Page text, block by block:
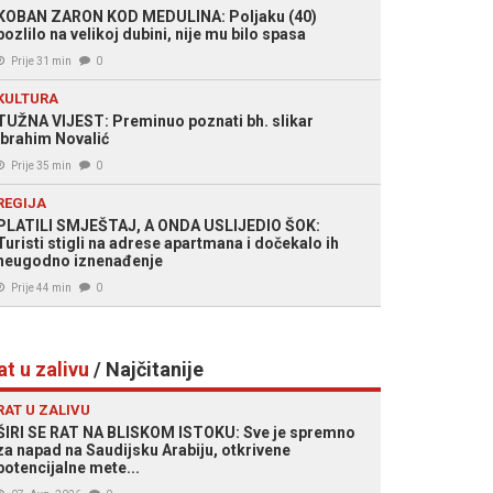
ZARON KOD MEDULINA: Poljaku (40)
na velikoj dubini, nije mu bilo spasa
Prije 31 min 0
VIJEST: Preminuo poznati bh. slikar
Novalić
Prije 35 min 0
SMJEŠTAJ, A ONDA USLIJEDIO ŠOK:
stigli na adrese apartmana i dočekalo ih
iznenađenje
Prije 44 min 0
u zalivu / Najčitanije
U ZALIVU
SE RAT NA BLISKOM ISTOKU: Sve je spremno
napad na Saudijsku Arabiju, otkrivene
mete...